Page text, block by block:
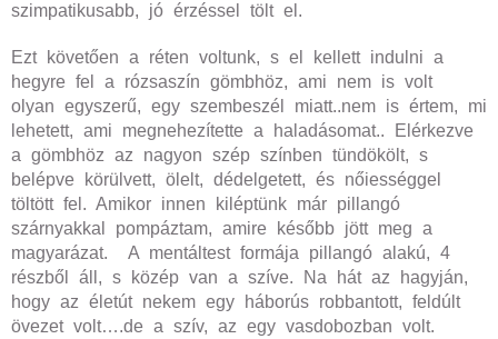
szimpatikusabb, jó érzéssel tölt el.
Ezt követően a réten voltunk, s el kellett indulni a
hegyre fel a rózsaszín gömbhöz, ami nem is volt
olyan egyszerű, egy szembeszél miatt..nem is értem, mi
lehetett, ami megnehezítette a haladásomat.. Elérkezve
a gömbhöz az nagyon szép színben tündökölt, s
belépve körülvett, ölelt, dédelgetett, és nőiességgel
töltött fel. Amikor innen kiléptünk már pillangó
szárnyakkal pompáztam, amire később jött meg a
magyarázat. A mentáltest formája pillangó alakú, 4
részből áll, s közép van a szíve. Na hát az hagyján,
hogy az életút nekem egy háborús robbantott, feldúlt
övezet volt….de a szív, az egy vasdobozban volt.